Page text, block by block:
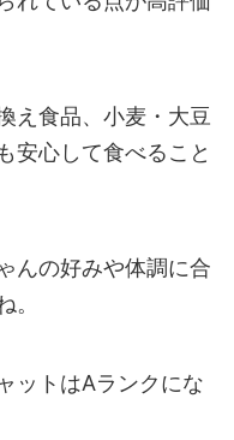
え食品、小麦・大豆
安心して食べること
んの好みや体調に合
。
ットはAランクにな